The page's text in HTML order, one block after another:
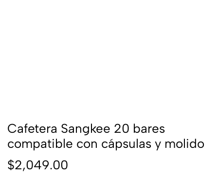
Cafetera Sangkee 20 bares
compatible con cápsulas y molido
$2,049.00